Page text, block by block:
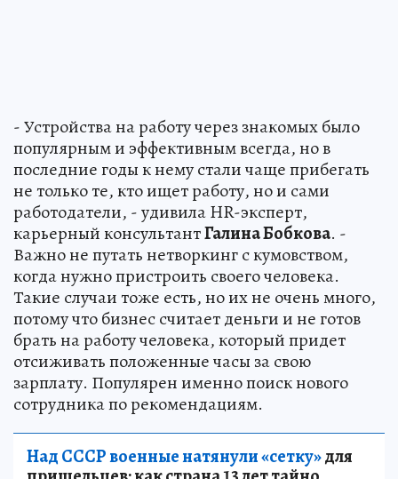
- Устройства на работу через знакомых было
популярным и эффективным всегда, но в
последние годы к нему стали чаще прибегать
не только те, кто ищет работу, но и сами
работодатели, - удивила HR-эксперт,
карьерный консультантГалина Бобкова. -
Важно не путать нетворкинг с кумовством,
когда нужно пристроить своего человека.
Такие случаи тоже есть, но их не очень много,
потому что бизнес считает деньги и не готов
брать на работу человека, который придет
отсиживать положенные часы за свою
зарплату. Популярен именно поиск нового
сотрудника по рекомендациям.
Над СССР военные натянули «сетку»для